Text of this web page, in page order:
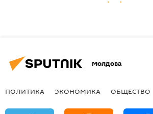
Молдова
ПОЛИТИКА ЭКОНОМИКА ОБЩЕСТВО